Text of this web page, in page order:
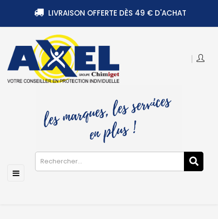
LIVRAISON OFFERTE DÈS 49 € D'ACHAT
Basculer
☰